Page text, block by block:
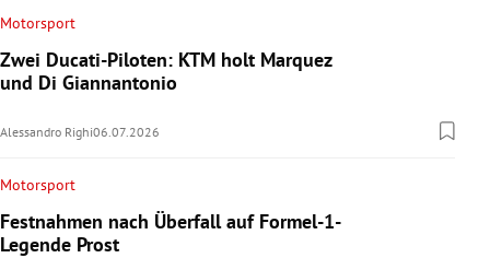
Motorsport
Zwei Ducati-Piloten: KTM holt Marquez
und Di Giannantonio
Alessandro Righi06.07.2026
Motorsport
Festnahmen nach Überfall auf Formel-1-
Legende Prost